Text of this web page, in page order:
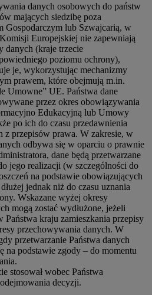
danych osobowych do państw
mających siedzibę poza
Gospodarczym lub Szwajcarią, w
Europejskiej nie zapewniają
danych (kraje trzecie
poziomu ochrony),
je, wykorzystując mechanizmy
prawem, które obejmują m.in.
Umowne” UE. Państwa dane
przez okres obowiązywania
Edukacyjną lub Umowy
po ich do czasu przedawnienia
z przepisów prawa. W zakresie, w
odbywa się w oparciu o prawnie
dane będą przetwarzane
jego realizacji (w szczególności do
na podstawie obowiązujących
jednak niż do czasu uznania
Wskazane wyżej okresy
mogą zostać wydłużone, jeżeli
Państwa kraju zamieszkania przepisy
przechowywania danych. W
przetwarzanie Państwa danych
na podstawie zgody – do momentu
stosował wobec Państwa
decyzji.